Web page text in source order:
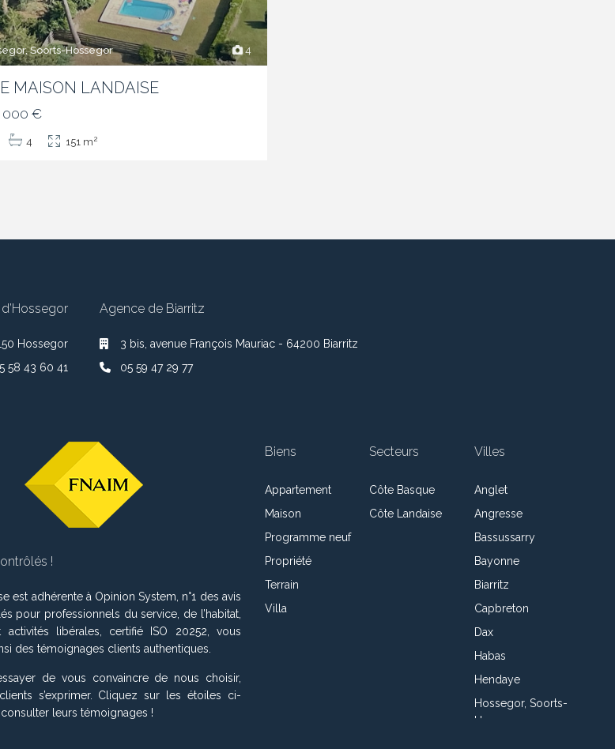
4
Soorts-Hossegor
MAISON LANDAISE
000 €
4 151 m2
Hossegor
58 43 60 41
Agence de Biarritz
3 bis, avenue François Mauriac - 64200 Biarritz
05 59 47 29 77
!
est adhérente à Opinion System, n°1 des avis
pour professionnels du service, de l’habitat,
libérales, certifié ISO 20252, vous
des témoignages clients authentiques.
de vous convaincre de nous choisir,
s’exprimer. Cliquez sur les étoiles ci-
leurs témoignages !
Biens
Appartement
Maison
Programme neuf
Propriété
Terrain
Villa
Secteurs
Côte Basque
Côte Landaise
Villes
Anglet
Angresse
Bassussarry
Bayonne
Biarritz
Capbreton
Dax
Habas
Hendaye
Hossegor, Soorts-
Hossegor